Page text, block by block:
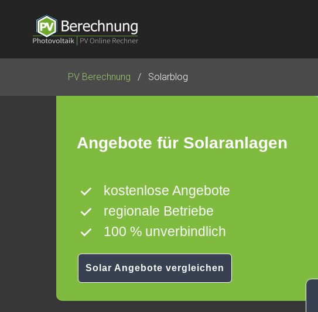
überspringen
PV Berechnung Solarblog
Angebote für Solaranlagen
kostenlose Angebote
regionale Betriebe
100 % unverbindlich
Solar Angebote vergleichen